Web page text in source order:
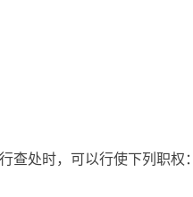
查处时，可以行使下列职权：